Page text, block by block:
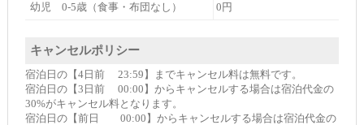
幼児 0-5歳（食事・布団なし） 0円
キャンセルポリシー
宿泊日の【4日前 23:59】までキャンセル料は無料です。
宿泊日の【3日前 00:00】からキャンセルする場合は宿泊代金の
30%がキャンセル料となります。
宿泊日の【前日 00:00】からキャンセルする場合は宿泊代金の